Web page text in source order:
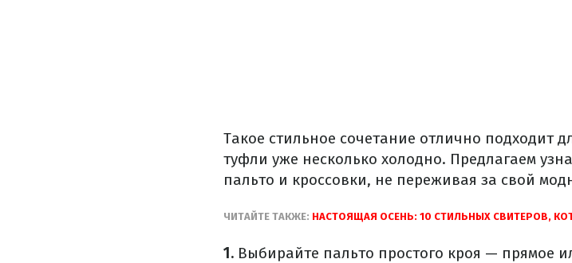
Такое стильное сочетание отлично подходит
туфли уже несколько холодно. Предлагаем
пальто и кроссовки, не переживая за свой
ЧИТАЙТЕ ТАКЖЕ: НАСТОЯЩАЯ ОСЕНЬ: 10 СТИЛЬНЫХ СВИТЕРОВ,
1. Выбирайте пальто простого кроя — прямое